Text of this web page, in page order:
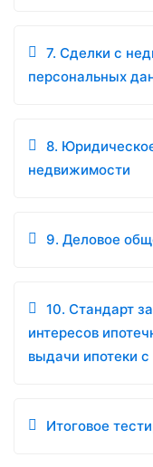
7. Сделки с
персональных
8.
недвижимости
9. Деловое
10. Стандарт
интересов
выдачи ипотеки
Итоговое